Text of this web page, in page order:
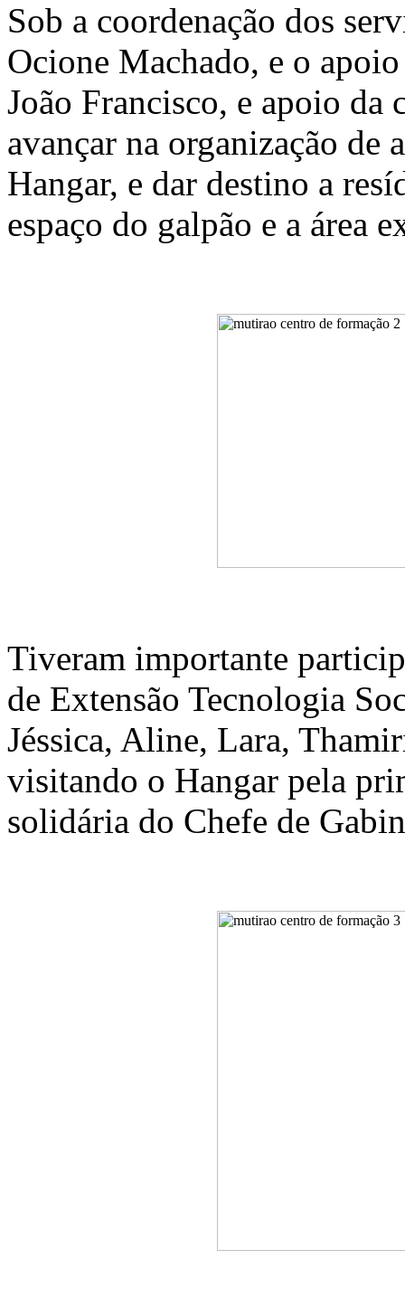
Sob a coordenação dos
Ocione Machado, e o
João Francisco, e apoio
avançar na organização de
Hangar, e dar destino a
espaço do galpão e a área
Tiveram importante
de Extensão Tecnologia
Jéssica, Aline, Lara,
visitando o Hangar pela
solidária do Chefe de